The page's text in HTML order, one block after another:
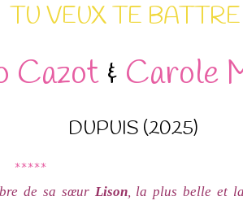
TU VEUX TE
Cazot & Carole
DUPUIS (2025)
*****
de sa sœur Lison, la plus belle et